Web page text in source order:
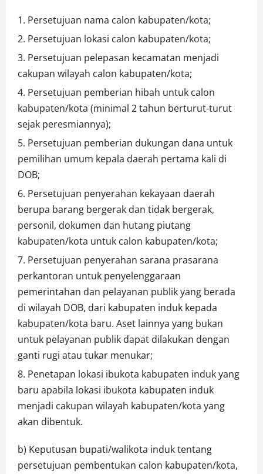
Persetujuan nama calon kabupaten/kota;
Persetujuan lokasi calon kabupaten/kota;
Persetujuan pelepasan kecamatan menjadi
cakupan wilayah calon kabupaten/kota;
Persetujuan pemberian hibah untuk calon
kabupaten/kota (minimal 2 tahun berturut-turut
sejak peresmiannya);
Persetujuan pemberian dukungan dana untuk
pemilihan umum kepala daerah pertama kali di
DOB;
Persetujuan penyerahan kekayaan daerah
berupa barang bergerak dan tidak bergerak,
personil, dokumen dan hutang piutang
kabupaten/kota untuk calon kabupaten/kota;
Persetujuan penyerahan sarana prasarana
perkantoran untuk penyelenggaraan
pemerintahan dan pelayanan publik yang berada
di wilayah DOB, dari kabupaten induk kepada
kabupaten/kota baru. Aset lainnya yang bukan
untuk pelayanan publik dapat dilakukan dengan
ganti rugi atau tukar menukar;
Penetapan lokasi ibukota kabupaten induk yang
baru apabila lokasi ibukota kabupaten induk
menjadi cakupan wilayah kabupaten/kota yang
akan dibentuk.
b) Keputusan bupati/walikota induk tentang
persetujuan pembentukan calon kabupaten/kota,